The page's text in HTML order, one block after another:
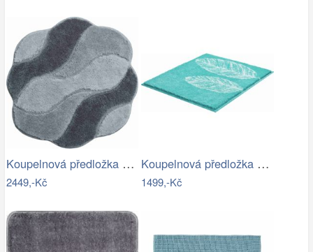
Koupelnová předložka CARMEN
2449,-Kč
Koupelnová předložka DUETTO
1499,-Kč